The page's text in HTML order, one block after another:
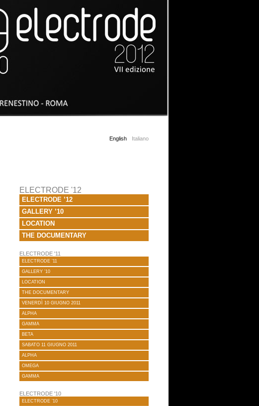
English Italiano
ELECTRODE '12
ELECTRODE ’12
GALLERY ’10
LOCATION
THE DOCUMENTARY
ELECTRODE '11
ELECTRODE ’11
GALLERY ’10
LOCATION
THE DOCUMENTARY
VENERDÌ 10 GIUGNO 2011
ALPHA
GAMMA
BETA
SABATO 11 GIUGNO 2011
ALPHA
OMEGA
GAMMA
ELECTRODE '10
ELECTRODE ’10